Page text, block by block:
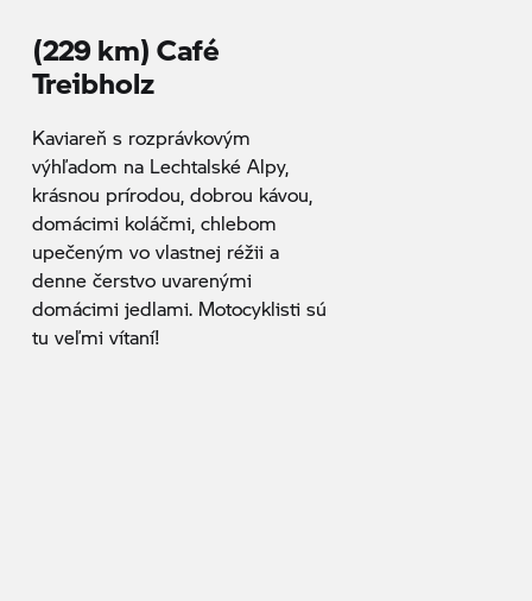
(229 km) Café
Treibholz
Kaviareň s rozprávkovým
výhľadom na Lechtalské Alpy,
krásnou prírodou, dobrou kávou,
domácimi koláčmi, chlebom
upečeným vo vlastnej réžii a
denne čerstvo uvarenými
domácimi jedlami. Motocyklisti sú
tu veľmi vítaní!